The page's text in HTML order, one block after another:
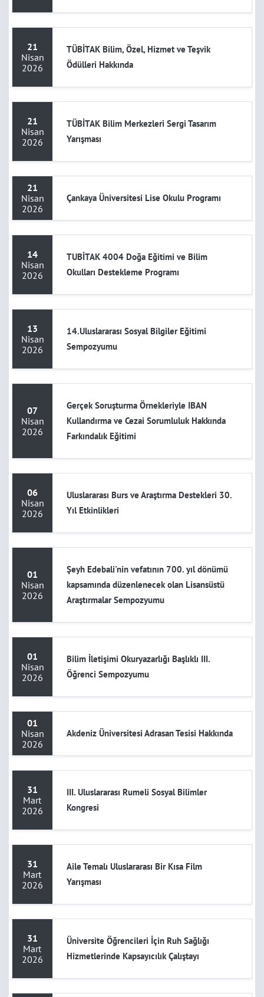
21
Nisan
2026
TÜBİTAK Bilim, Özel, Hizmet ve Teşvik
Ödülleri Hakkında
21
Nisan
2026
TÜBİTAK Bilim Merkezleri Sergi Tasarım
Yarışması
21
Nisan
2026
Çankaya Üniversitesi Lise Okulu Programı
14
Nisan
2026
TUBİTAK 4004 Doğa Eğitimi ve Bilim
Okulları Destekleme Programı
13
Nisan
2026
14.Uluslararası Sosyal Bilgiler Eğitimi
Sempozyumu
07
Nisan
2026
Gerçek Soruşturma Örnekleriyle IBAN
Kullandırma ve Cezai Sorumluluk Hakkında
Farkındalık Eğitimi
06
Nisan
2026
Uluslararası Burs ve Araştırma Destekleri 30.
Yıl Etkinlikleri
01
Nisan
2026
Şeyh Edebali'nin vefatının 700. yıl dönümü
kapsamında düzenlenecek olan Lisansüstü
Araştırmalar Sempozyumu
01
Nisan
2026
Bilim İletişimi Okuryazarlığı Başlıklı III.
Öğrenci Sempozyumu
01
Nisan
2026
Akdeniz Üniversitesi Adrasan Tesisi Hakkında
31
Mart
2026
III. Uluslararası Rumeli Sosyal Bilimler
Kongresi
31
Mart
2026
Aile Temalı Uluslararası Bir Kısa Film
Yarışması
31
Mart
2026
Üniversite Öğrencileri İçin Ruh Sağlığı
Hizmetlerinde Kapsayıcılık Çalıştayı